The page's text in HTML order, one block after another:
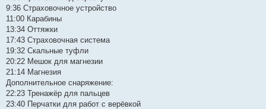
9:36 Страховочное устройство
11:00 Карабины
13:34 Оттяжки
17:43 Страховочная система
19:32 Скальные туфли
20:22 Мешок для магнезии
21:14 Магнезия
Дополнительное снаряжение:
22:23 Тренажёр для пальцев
23:40 Перчатки для работ с верёвкой